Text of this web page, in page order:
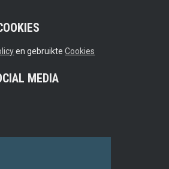
en gebruikteCookies
MEDIA